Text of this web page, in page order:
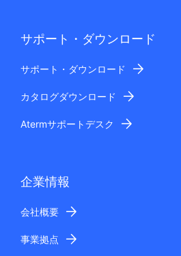
サポート・ダウンロード
サポート・ダウンロード
カタログダウンロード
Atermサポートデスク
企業情報
会社概要
事業拠点